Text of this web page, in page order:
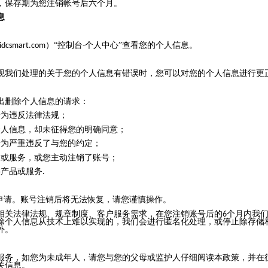
存期为您注销帐号后六个月。
）“控制台-个人中心”查看您的个人信息。
我们处理的关于您的个人信息有错误时，您可以对您的个人信息进行更
除个人信息的请求：
违反法律法规；
信息，却未征得您的明确同意；
严重违反了与您的约定；
服务，或您主动注销了账号；
品或服务.
。账号注销后将无法恢复，请您谨慎操作。
关法律法规、规章制度、客户服务需求，在您注销账号后的6个月内我
个人信息从技术上难以实现的，我们会进行匿名化处理，或停止除存
务，如您为未成年人，请您与您的父母或监护人仔细阅读本政策，并
息。